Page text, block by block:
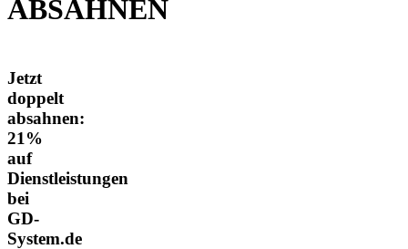
ABSAHNEN
Jetzt
doppelt
absahnen:
21%
auf
Dienstleistungen
bei
GD-
System.de